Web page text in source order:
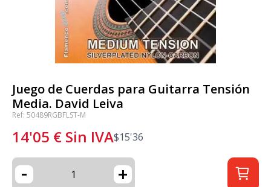
Juego de Cuerdas para Guitarra Tensión
Media. David Leiva
Ref: 50489RGBFLST-M
14'05 € Sin IVA$15'36
- +